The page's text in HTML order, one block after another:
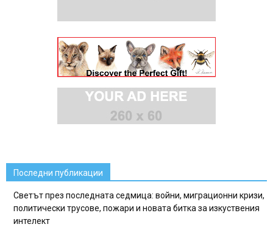
Последни публикации
Светът през последната седмица: войни, миграционни кризи,
политически трусове, пожари и новата битка за изкуствения
интелект